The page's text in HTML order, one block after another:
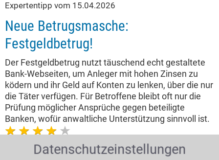
Expertentipp vom 15.04.2026
Neue Betrugsmasche:
Festgeldbetrug!
Der Festgeldbetrug nutzt täuschend echt gestaltete
Bank-Webseiten, um Anleger mit hohen Zinsen zu
ködern und ihr Geld auf Konten zu lenken, über die nur
die Täter verfügen. Für Betroffene bleibt oft nur die
Prüfung möglicher Ansprüche gegen beteiligte
Banken, wofür anwaltliche Unterstützung sinnvoll ist.
(55 Bewertungen)
Datenschutzeinstellungen